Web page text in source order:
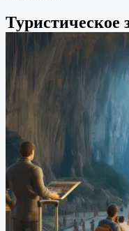
Туристическое